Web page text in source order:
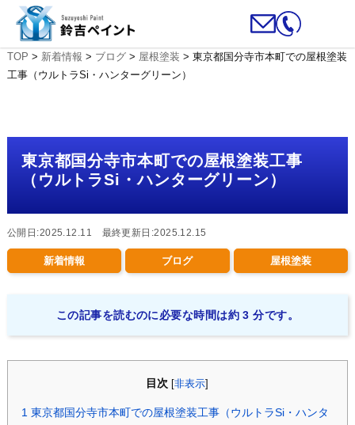
TOP > 新着情報 > ブログ> 屋根塗装 > 東京都国分寺市本町での屋根塗装
工事（ウルトラSi・ハンターグリーン）
東京都国分寺市本町での屋根塗装工事
（ウルトラSi・ハンターグリーン）
公開日:2025.12.11 最終更新日:2025.12.15
新着情報 ブログ 屋根塗装
この記事を読むのに必要な時間は約 3 分です。
目次 [非表示
1東京都国分寺市本町での屋根塗装工事（ウルトラSi・ハンタ